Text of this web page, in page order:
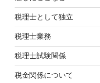
税理士として独立
税理士業務
税理士試験関係
税金関係について